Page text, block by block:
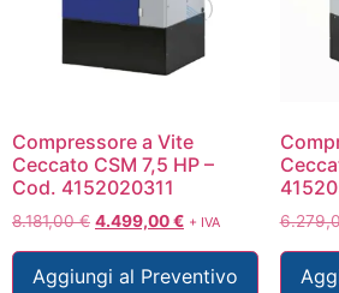
Compressore a Vite
Ceccato CSM 7,5 HP –
Cod. 4152020311
8.181,00€ 4.499,00€ + IVA
Aggiungi al Preventivo